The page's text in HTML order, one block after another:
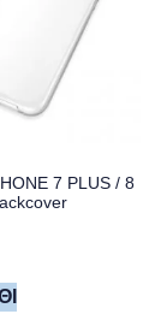
7 PLUS / 8